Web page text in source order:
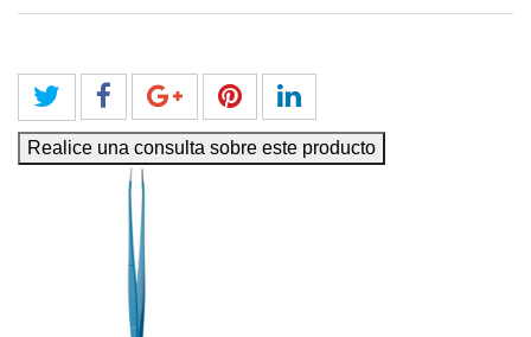
Realice una consulta sobre este producto